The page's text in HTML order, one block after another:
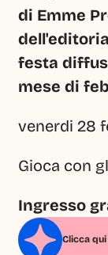
di Emme
festa
mese di
venerdi 28
Gioca con
Ingresso
Clicca